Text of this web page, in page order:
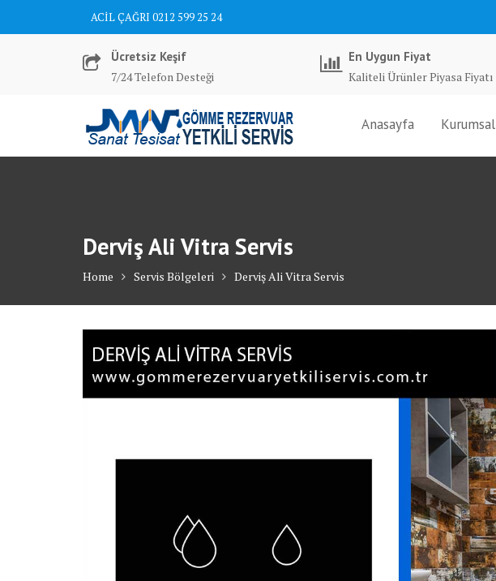
ACİL ÇAĞRI 0212 599 25 24
Ücretsiz Keşif
7/24 Telefon Desteği
En Uygun Fiyat
Kaliteli Ürünler Piyasa Fiyatı
Anasayfa Kurumsal
Derviş Ali Vitra Servis
Home Servis Bölgeleri Derviş Ali Vitra Servis